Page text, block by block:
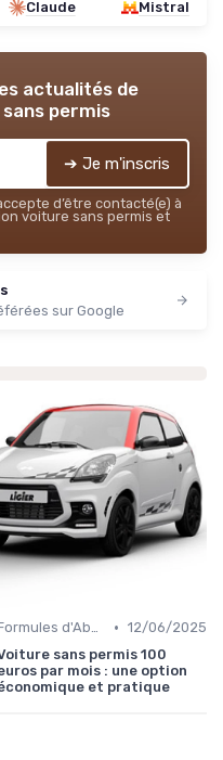
Claude Mistral
actualités de
permis
➔ Je m'inscris
d’être contacté(e) à
voiture sans permis et
sur Google
Formules d'Abonnement • 12/06/2025
sans permis 100
par mois : une option
et pratique